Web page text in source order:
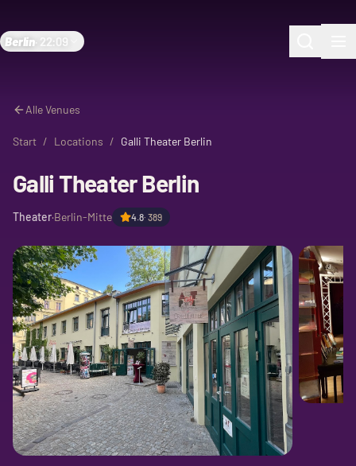
Berlin 22:09
Alle Venues
Start / Locations / Galli Theater Berlin
Galli Theater Berlin
Theater·Berlin-Mitte 4.8· 389